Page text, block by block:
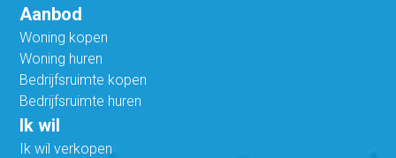
Aanbod
Woning kopen
Woning huren
Bedrijfsruimte kopen
Bedrijfsruimte huren
Ik wil
Ik wil verkopen